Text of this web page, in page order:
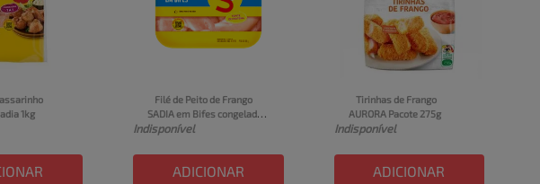
1kg
Filé de Peito de Frango
SADIA em Bifes congelado
bandeja 800g
Indisponível
ADICIONAR
Tirinhas de Frango
AURORA Pacote 275g
Indisponível
ADICIONAR